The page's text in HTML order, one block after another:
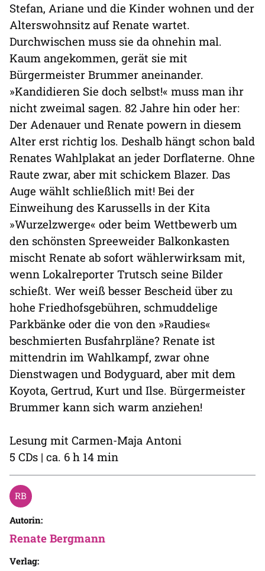
Stefan, Ariane und die Kinder wohnen und der
Alterswohnsitz auf Renate wartet.
Durchwischen muss sie da ohnehin mal.
Kaum angekommen, gerät sie mit
Bürgermeister Brummer aneinander.
»Kandidieren Sie doch selbst!« muss man ihr
nicht zweimal sagen. 82 Jahre hin oder her:
Der Adenauer und Renate powern in diesem
Alter erst richtig los. Deshalb hängt schon bald
Renates Wahlplakat an jeder Dorflaterne. Ohne
Raute zwar, aber mit schickem Blazer. Das
Auge wählt schließlich mit! Bei der
Einweihung des Karussells in der Kita
»Wurzelzwerge« oder beim Wettbewerb um
den schönsten Spreeweider Balkonkasten
mischt Renate ab sofort wählerwirksam mit,
wenn Lokalreporter Trutsch seine Bilder
schießt. Wer weiß besser Bescheid über zu
hohe Friedhofsgebühren, schmuddelige
Parkbänke oder die von den »Raudies«
beschmierten Busfahrpläne? Renate ist
mittendrin im Wahlkampf, zwar ohne
Dienstwagen und Bodyguard, aber mit dem
Koyota, Gertrud, Kurt und Ilse. Bürgermeister
Brummer kann sich warm anziehen!
Lesung mit Carmen-Maja Antoni
5 CDs | ca. 6 h 14 min
Autorin:
Renate Bergmann
Verlag: